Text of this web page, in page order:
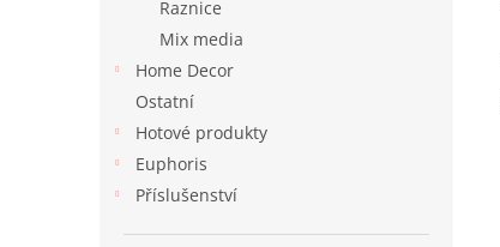
Raznice
Mix media
Home Decor
Ostatní
Hotové produkty
Euphoris
Příslušenství